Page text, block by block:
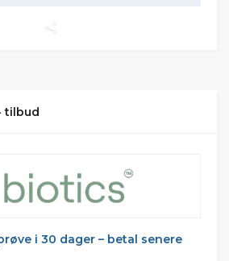
tilbud
i 30 dager – betal senere